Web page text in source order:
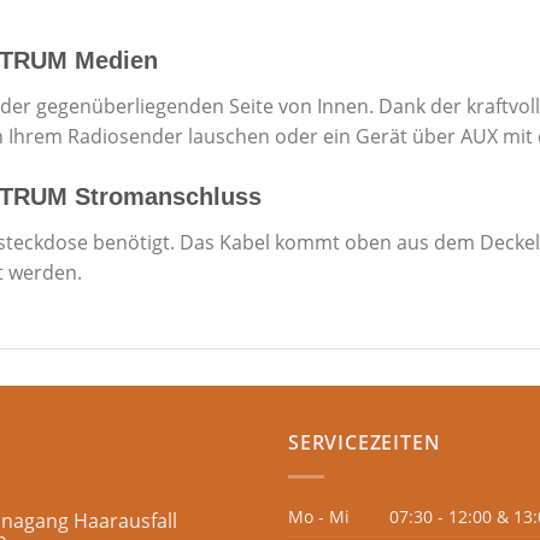
Medien
gegenüberliegenden Seite von Innen. Dank der
Ihrem Radiosender lauschen oder ein Gerät über AUX
Stromanschluss
benötigt. Das Kabel kommt oben aus dem
werden.
Haarausfall
SERVICEZEITEN
Mo - Mi 07:30 - 12:00 &